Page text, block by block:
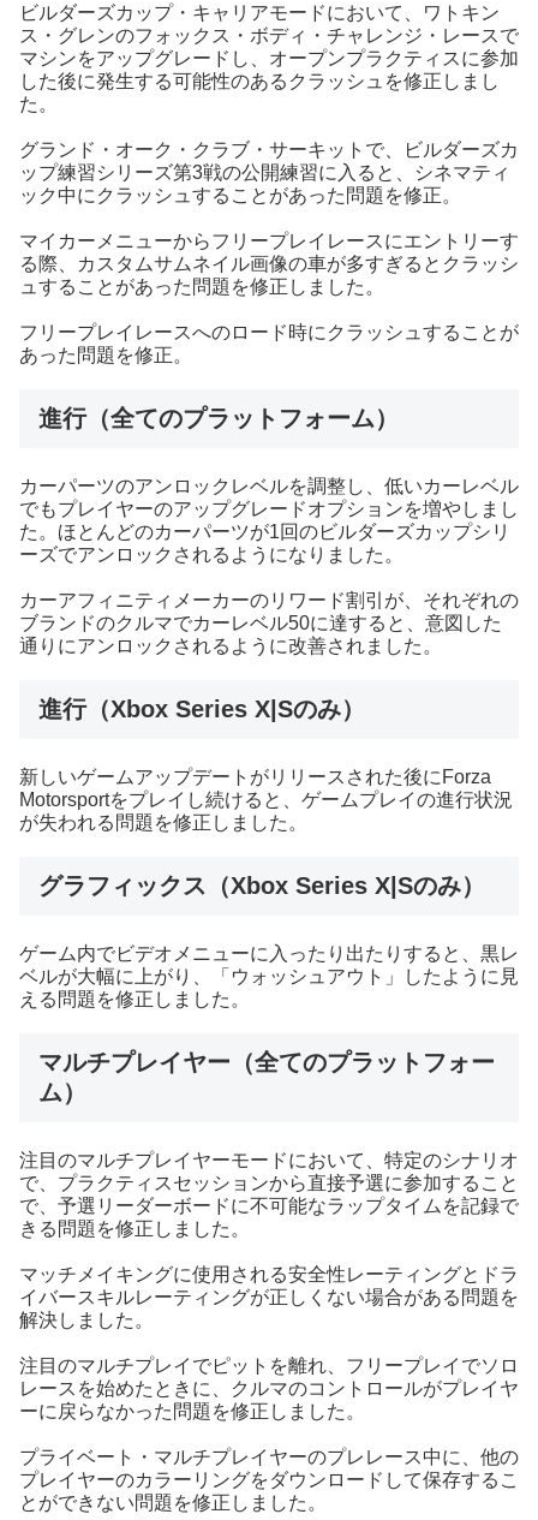
ビルダーズカップ・キャリアモードにおいて、ワトキン
ス・グレンのフォックス・ボディ・チャレンジ・レースで
マシンをアップグレードし、オープンプラクティスに参加
した後に発生する可能性のあるクラッシュを修正しまし
た。
グランド・オーク・クラブ・サーキットで、ビルダーズカ
ップ練習シリーズ第3戦の公開練習に入ると、シネマティ
ック中にクラッシュすることがあった問題を修正。
マイカーメニューからフリープレイレースにエントリーす
る際、カスタムサムネイル画像の車が多すぎるとクラッシ
ュすることがあった問題を修正しました。
フリープレイレースへのロード時にクラッシュすることが
あった問題を修正。
進行（全てのプラットフォーム）
カーパーツのアンロックレベルを調整し、低いカーレベル
でもプレイヤーのアップグレードオプションを増やしまし
た。ほとんどのカーパーツが1回のビルダーズカップシリ
ーズでアンロックされるようになりました。
カーアフィニティメーカーのリワード割引が、それぞれの
ブランドのクルマでカーレベル50に達すると、意図した
通りにアンロックされるように改善されました。
進行（Xbox Series X|Sのみ）
新しいゲームアップデートがリリースされた後にForza
Motorsportをプレイし続けると、ゲームプレイの進行状況
が失われる問題を修正しました。
グラフィックス（Xbox Series X|Sのみ）
ゲーム内でビデオメニューに入ったり出たりすると、黒レ
ベルが大幅に上がり、「ウォッシュアウト」したように見
える問題を修正しました。
マルチプレイヤー（全てのプラットフォー
ム）
注目のマルチプレイヤーモードにおいて、特定のシナリオ
で、プラクティスセッションから直接予選に参加すること
で、予選リーダーボードに不可能なラップタイムを記録で
きる問題を修正しました。
マッチメイキングに使用される安全性レーティングとドラ
イバースキルレーティングが正しくない場合がある問題を
解決しました。
注目のマルチプレイでピットを離れ、フリープレイでソロ
レースを始めたときに、クルマのコントロールがプレイヤ
ーに戻らなかった問題を修正しました。
プライベート・マルチプレイヤーのプレレース中に、他の
プレイヤーのカラーリングをダウンロードして保存するこ
とができない問題を修正しました。